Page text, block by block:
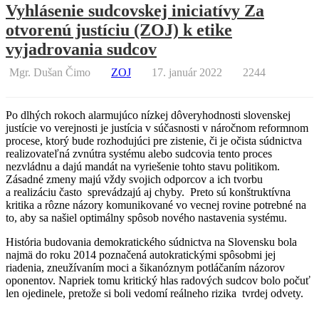
Vyhlásenie sudcovskej iniciatívy Za
otvorenú justíciu (ZOJ) k etike
vyjadrovania sudcov
Mgr. Dušan Čimo ZOJ 17. január 2022 2244
Po dlhých rokoch alarmujúco nízkej dôveryhodnosti slovenskej
justície vo verejnosti je justícia v súčasnosti v náročnom reformnom
procese, ktorý bude rozhodujúci pre zistenie, či je očista súdnictva
realizovateľná zvnútra systému alebo sudcovia tento proces
nezvládnu a dajú mandát na vyriešenie tohto stavu politikom.
Zásadné zmeny majú vždy svojich odporcov a ich tvorbu
a realizáciu často sprevádzajú aj chyby. Preto sú konštruktívna
kritika a rôzne názory komunikované vo vecnej rovine potrebné na
to, aby sa našiel optimálny spôsob nového nastavenia systému.
História budovania demokratického súdnictva na Slovensku bola
najmä do roku 2014 poznačená autokratickými spôsobmi jej
riadenia, zneužívaním moci a šikanóznym potláčaním názorov
oponentov. Napriek tomu kritický hlas radových sudcov bolo počuť
len ojedinele, pretože si boli vedomí reálneho rizika tvrdej odvety.